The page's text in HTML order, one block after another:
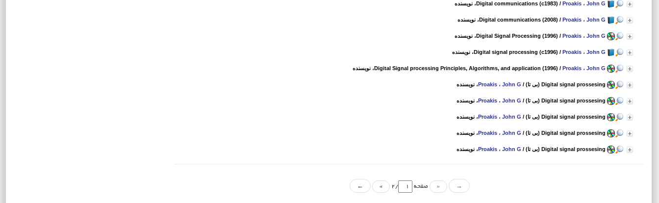
Digital communications (c1983) / Proakis ، John G ، نویسنده
Digital communications (2008) / Proakis ، John G ، نویسنده
Digital Signal Processing (1996) / Proakis ، John G ، نویسنده
Digital signal processing (c1996) / Proakis ، John G ، نویسنده
Digital Signal processing Principles, Algorithms, and application (1996) / Proakis ، John G ، نویسنده
Digital signal prossesing (بی تا) / Proakis ، John G، نویسنده
Digital signal prossesing (بی تا) / Proakis ، John G، نویسنده
Digital signal prossesing (بی تا) / Proakis ، John G، نویسنده
Digital signal prossesing (بی تا) / Proakis ، John G، نویسنده
Digital signal prossesing (بی تا) / Proakis ، John G، نویسنده
→
« صفحه /2
»
←